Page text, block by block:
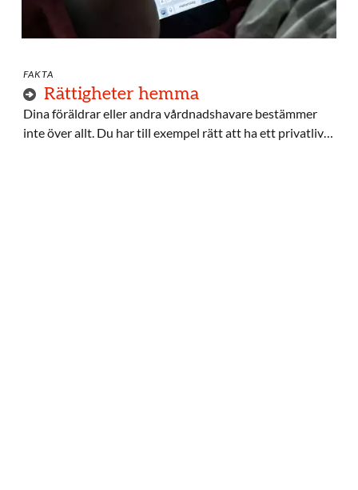
FAKTA
Rättigheter hemma
Dina föräldrar eller andra vårdnadshavare bestämmer
inte över allt. Du har till exempel rätt att ha ett privatliv